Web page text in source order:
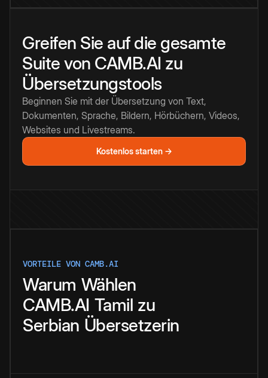
Greifen Sie auf die gesamte
Suite von CAMB.AI zu
Übersetzungstools
Beginnen Sie mit der Übersetzung von Text,
Dokumenten, Sprache, Bildern, Hörbüchern, Videos,
Websites und Livestreams.
Kostenlos starten →
VORTEILE VON CAMB.AI
Warum Wählen
CAMB.AI Tamil zu
Serbian Übersetzerin